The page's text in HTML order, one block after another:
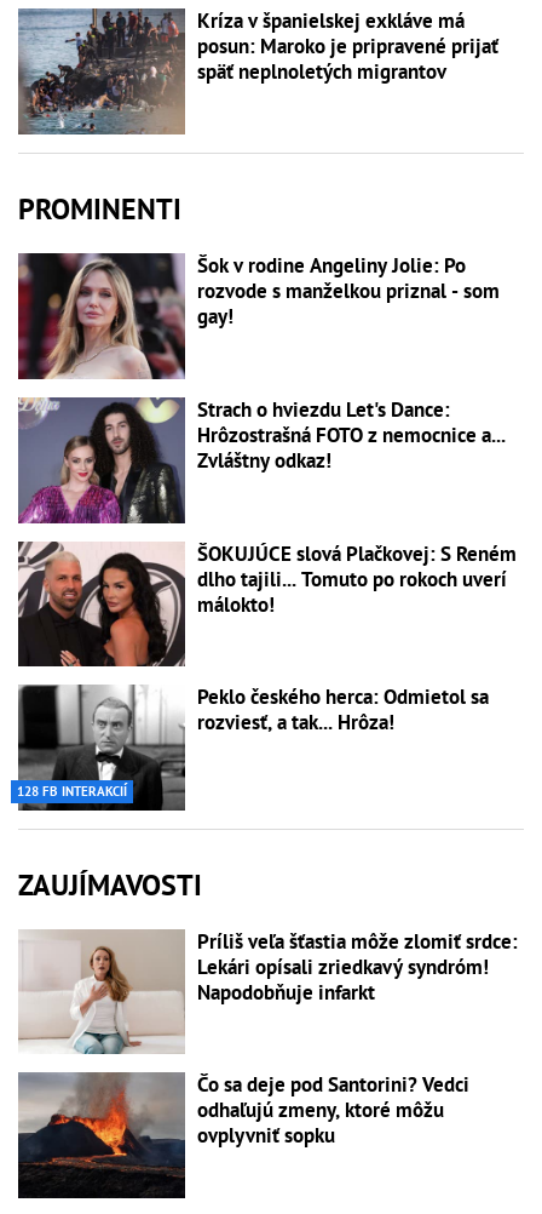
Kríza v španielskej exkláve má
posun: Maroko je pripravené prijať
späť neplnoletých migrantov
PROMINENTI
Šok v rodine Angeliny Jolie: Po
rozvode s manželkou priznal - som
gay!
Strach o hviezdu Let's Dance:
Hrôzostrašná FOTO z nemocnice a...
Zvláštny odkaz!
ŠOKUJÚCE slová Plačkovej: S Reném
dlho tajili... Tomuto po rokoch uverí
málokto!
128 FB INTERAKCIÍ
Peklo českého herca: Odmietol sa
rozviesť, a tak... Hrôza!
ZAUJÍMAVOSTI
Príliš veľa šťastia môže zlomiť srdce:
Lekári opísali zriedkavý syndróm!
Napodobňuje infarkt
Čo sa deje pod Santorini? Vedci
odhaľujú zmeny, ktoré môžu
ovplyvniť sopku